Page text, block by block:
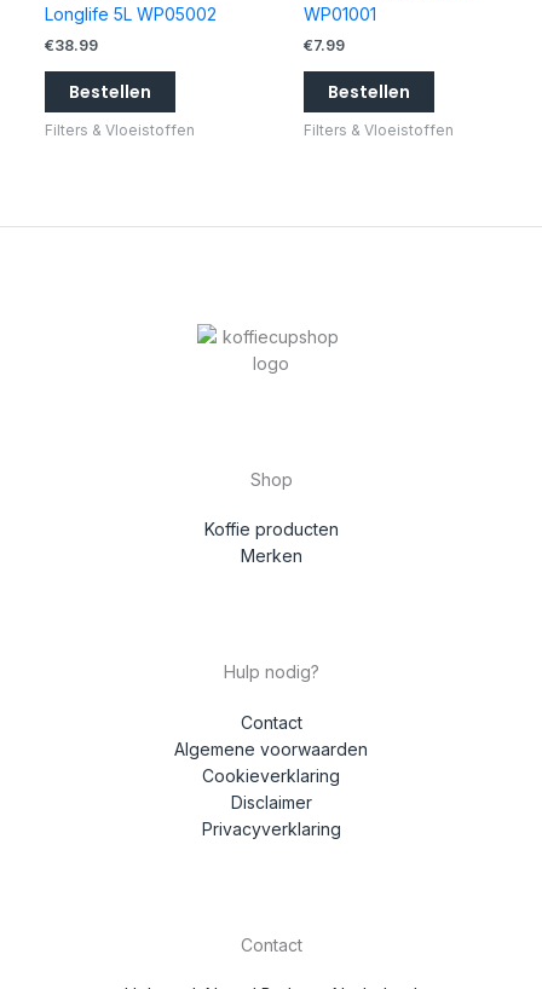
Longlife 5L WP05002
€38.99
Bestellen
Filters & Vloeistoffen
WP01001
€7.99
Bestellen
Filters & Vloeistoffen
Shop
Koffie producten
Merken
Hulp nodig?
Contact
Algemene voorwaarden
Cookieverklaring
Disclaimer
Privacyverklaring
Contact